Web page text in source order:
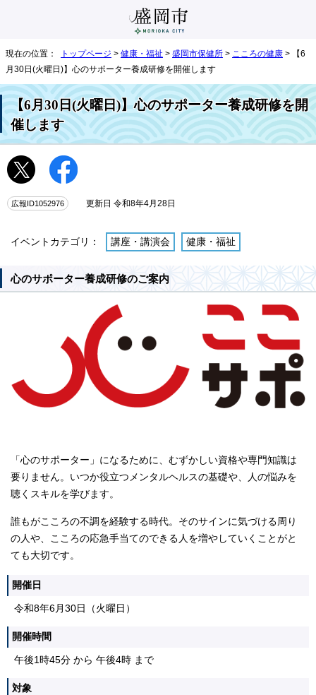
現在の位置： トップページ > 健康・福祉 > 盛岡市保健所 > こころの健康 > 【6
月30日(火曜日)】心のサポーター養成研修を開催します
【6月30日(火曜日)】心のサポーター養成研修を開
催します
広報ID1052976 更新日 令和8年4月28日
イベントカテゴリ： 講座・講演会 健康・福祉
心のサポーター養成研修のご案内
「心のサポーター」になるために、むずかしい資格や専門知識は
要りません。いつか役立つメンタルヘルスの基礎や、人の悩みを
聴くスキルを学びます。
誰もがこころの不調を経験する時代。そのサインに気づける周り
の人や、こころの応急手当てのできる人を増やしていくことがと
ても大切です。
開催日
令和8年6月30日（火曜日）
開催時間
午後1時45分 から 午後4時 まで
対象